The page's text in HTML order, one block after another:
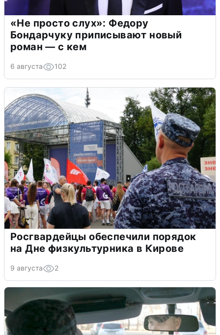
«Не просто слух»: Федору
Бондарчуку приписывают новый
роман — с кем
6 августа 102
Росгвардейцы обеспечили порядок
на Дне физкультурника в Кирове
9 августа 2